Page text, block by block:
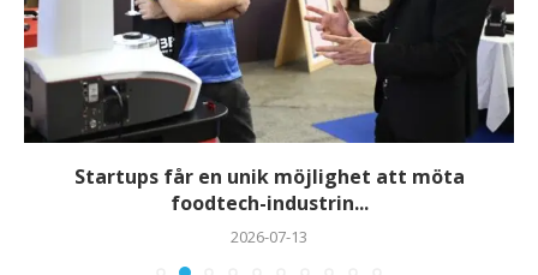
Startups får en unik möjlighet att möta
foodtech-industrin...
2026-07-13